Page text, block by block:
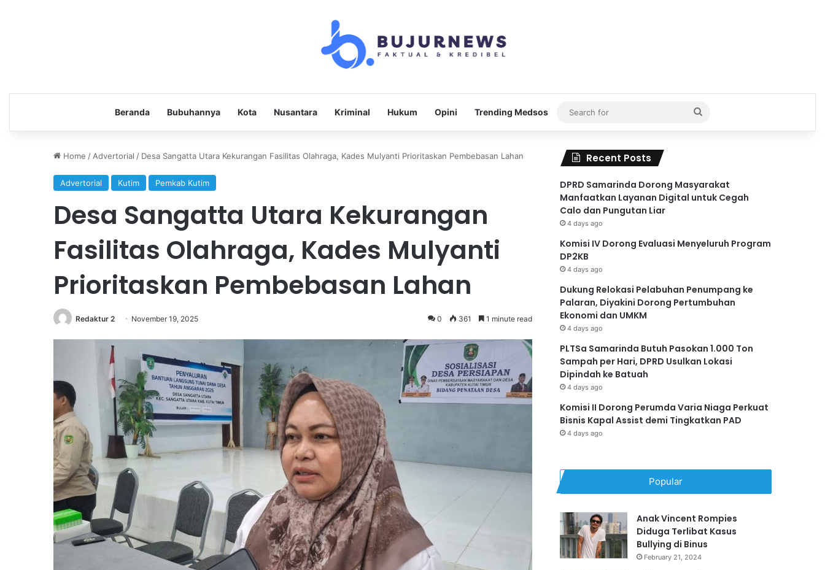
Beranda Bubuhannya Kota Nusantara Kriminal Hukum Opini Trending Medsos
Search
for
Home / Advertorial / Desa Sangatta Utara Kekurangan Fasilitas Olahraga, Kades Mulyanti Prioritaskan Pembebasan Lahan
Advertorial Kutim Pemkab Kutim
Desa Sangatta Utara Kekurangan
Fasilitas Olahraga, Kades Mulyanti
Prioritaskan Pembebasan Lahan
Redaktur 2 November 19, 2025 0 361 1 minute read
Recent Posts
DPRD Samarinda Dorong Masyarakat
Manfaatkan Layanan Digital untuk Cegah
Calo dan Pungutan Liar
4 days ago
Komisi IV Dorong Evaluasi Menyeluruh Program
DP2KB
4 days ago
Dukung Relokasi Pelabuhan Penumpang ke
Palaran, Diyakini Dorong Pertumbuhan
Ekonomi dan UMKM
4 days ago
PLTSa Samarinda Butuh Pasokan 1.000 Ton
Sampah per Hari, DPRD Usulkan Lokasi
Dipindah ke Batuah
4 days ago
Komisi II Dorong Perumda Varia Niaga Perkuat
Bisnis Kapal Assist demi Tingkatkan PAD
4 days ago
Popular
Anak Vincent Rompies
Diduga Terlibat Kasus
Bullying di Binus
February 21, 2024